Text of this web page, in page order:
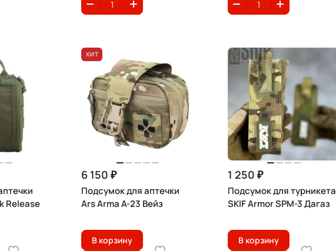
Release
ХИТ
6 150 ₽
Подсумок для аптечки
Ars Arma A-23 Вейз
В корзину
1 250 ₽
Подсумок для турникета
SKIF Armor SPM-3 Дагаз
В корзину